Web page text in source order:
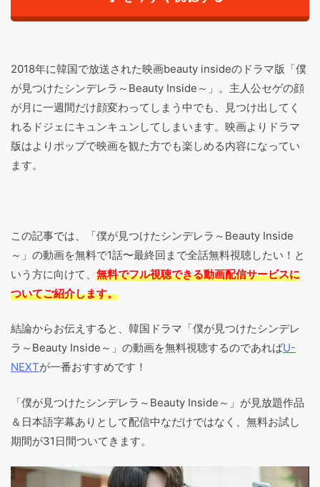
2018年に韓国で放送された映画beauty insideのドラマ版「僕
が見つけたシンデレラ～Beauty Inside～」。主人公セゲの顔
が月に一週間だけ顔変わってしまう中でも、見つけ出してく
れるドジェにキュンキュンしてしまいます。映画よりドラマ
版はよりポップで映画を観た方でも楽しめる内容になってい
ます。
この記事では、「僕が見つけたシンデレラ～Beauty Inside
～」の動画を無料で1話〜最終回まで全話無料視聴したい！と
いう方に向けて、 無料でフル視聴できる動画配信サービスに
ついてご紹介します。
結論からお伝えすると、韓国ドラマ「僕が見つけたシンデレ
ラ～Beauty Inside～」の動画を無料視聴するのであればU-
NEXTが一番おすすめです！
「僕が見つけたシンデレラ～Beauty Inside～」が見放題作品
＆日本語字幕ありとして配信中なだけではなく、無料お試し
期間が31日間ついてきます。